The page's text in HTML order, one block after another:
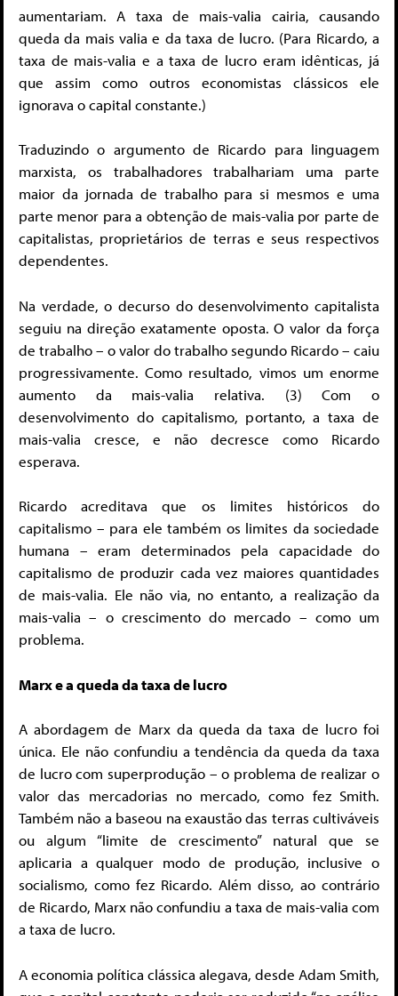
aumentariam. A taxa de mais-valia cairia, causando
queda da mais valia e da taxa de lucro. (Para Ricardo, a
taxa de mais-valia e a taxa de lucro eram idênticas, já
que assim como outros economistas clássicos ele
ignorava o capital constante.)
Traduzindo o argumento de Ricardo para linguagem
marxista, os trabalhadores trabalhariam uma parte
maior da jornada de trabalho para si mesmos e uma
parte menor para a obtenção de mais-valia por parte de
capitalistas, proprietários de terras e seus respectivos
dependentes.
Na verdade, o decurso do desenvolvimento capitalista
seguiu na direção exatamente oposta. O valor da força
de trabalho – o valor do trabalho segundo Ricardo – caiu
progressivamente. Como resultado, vimos um enorme
aumento da mais-valia relativa. (3) Com o
desenvolvimento do capitalismo, portanto, a taxa de
mais-valia cresce, e não decresce como Ricardo
esperava.
Ricardo acreditava que os limites históricos do
capitalismo – para ele também os limites da sociedade
humana – eram determinados pela capacidade do
capitalismo de produzir cada vez maiores quantidades
de mais-valia. Ele não via, no entanto, a realização da
mais-valia – o crescimento do mercado – como um
problema.
Marx e a queda da taxa de lucro
A abordagem de Marx da queda da taxa de lucro foi
única. Ele não confundiu a tendência da queda da taxa
de lucro com superprodução – o problema de realizar o
valor das mercadorias no mercado, como fez Smith.
Também não a baseou na exaustão das terras cultiváveis
ou algum “limite de crescimento” natural que se
aplicaria a qualquer modo de produção, inclusive o
socialismo, como fez Ricardo. Além disso, ao contrário
de Ricardo, Marx não confundiu a taxa de mais-valia com
a taxa de lucro.
A economia política clássica alegava, desde Adam Smith,